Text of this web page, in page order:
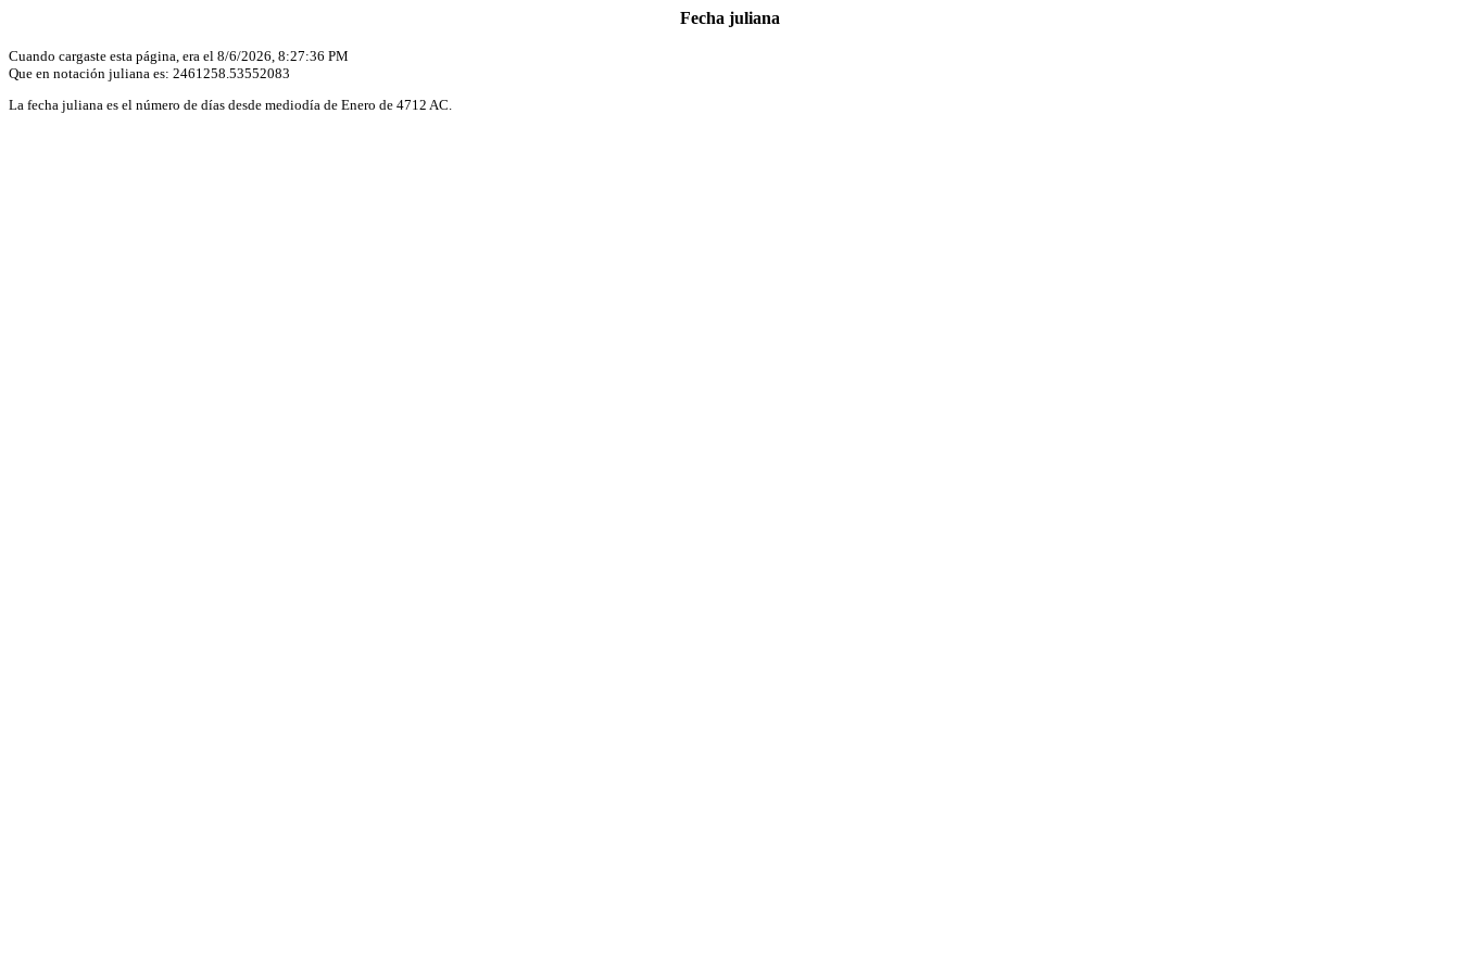
Fecha juliana
Cuando cargaste esta página, era el 8/6/2026, 8:27:36 PM
Que en notación juliana es: 2461258.53552083
La fecha juliana es el número de días desde mediodía de Enero de 4712 AC.